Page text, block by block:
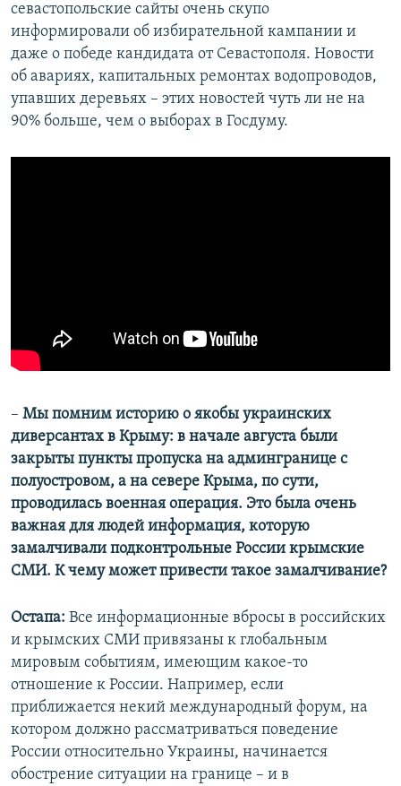
севастопольские сайты очень скупо
информировали об избирательной кампании и
даже о победе кандидата от Севастополя. Новости
об авариях, капитальных ремонтах водопроводов,
упавших деревьях – этих новостей чуть ли не на
90% больше, чем о выборах в Госдуму.
– Мы помним историю о якобы украинских
диверсантах в Крыму: в начале августа были
закрыты пункты пропуска на админгранице с
полуостровом, а на севере Крыма, по сути,
проводилась военная операция. Это была очень
важная для людей информация, которую
замалчивали подконтрольные России крымские
СМИ. К чему может привести такое замалчивание?
Остапа: Все информационные вбросы в российских
и крымских СМИ привязаны к глобальным
мировым событиям, имеющим какое-то
отношение к России. Например, если
приближается некий международный форум, на
котором должно рассматриваться поведение
России относительно Украины, начинается
обострение ситуации на границе – и в